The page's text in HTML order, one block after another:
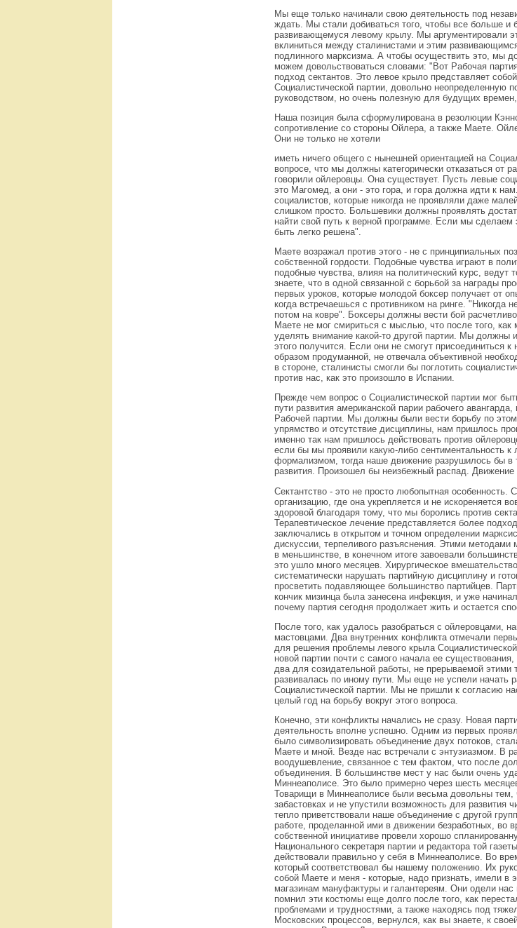
Мы еще только начинали свою деятельность под
ждать. Мы стали добиваться того, чтобы все больше и
развивающемуся левому крылу. Мы
вклиниться между сталинистами и этим
подлинного марксизма. А чтобы осуществить это, мы
можем довольствоваться словами: "Вот Рабочая
подход сектантов. Это левое крыло представляет
Социалистической партии, довольно неопределенную
руководством, но очень полезную для будущих
Наша позиция была сформулирована в резолюции
сопротивление со стороны Ойлера, а также Маете.
Они не только не хотели
иметь ничего общего с нынешней ориентацией на
вопросе, что мы должны категорически отказаться
говорили ойлеровцы. Она существует. Пусть левые
это Магомед, а они - это гора, и гора должна идти к
социалистов, которые никогда не проявляли даже
слишком просто. Большевики должны проявлять
найти свой путь к верной программе. Если мы
быть легко решена".
Маете возражал против этого - не с принципиальных
собственной гордости. Подобные чувства играют в
подобные чувства, влияя на политический курс,
знаете, что в одной связанной с борьбой за награды
первых уроков, которые молодой боксер получает от
когда встречаешься с противником на ринге. "Никогда
потом на ковре". Боксеры должны вести бой
Маете не мог смириться с мыслью, что после того,
уделять внимание какой-то другой партии. Мы должны
этого получится. Если они не смогут
образом продуманной, не отвечала объективной
в стороне, сталинисты смогли бы поглотить
против нас, как это произошло в Испании.
Прежде чем вопрос о Социалистической партии мог
пути развития американской парии рабочего
Рабочей партии. Мы должны были вести борьбу по
упрямство и отсутствие дисциплины, нам пришлось
именно так нам пришлось действовать против
если бы мы проявили какую-либо сентиментальность
формализмом, тогда наше движение разрушилось бы
развития. Произошел бы неизбежный распад. Движение
Сектантство - это не просто любопытная особенность.
организацию, где она укрепляется и не искореняется
здоровой благодаря тому, что мы боролись против
Терапевтическое лечение представляется более
заключались в открытом и точном определении
дискуссии, терпеливого разъяснения. Этими
в меньшинстве, в конечном итоге завоевали
это ушло много месяцев. Хирургическое
систематически нарушать партийную дисциплину и
просветить подавляющее большинство партийцев.
кончик мизинца была занесена инфекция, и уже
почему партия сегодня продолжает жить и остается
После того, как удалось разобраться с ойлеровцами,
мастовцами. Два внутренних конфликта отмечали
для решения проблемы левого крыла
новой партии почти с самого начала ее
два для созидательной работы, не прерываемой
развивалась по иному пути. Мы еще не успели начать
Социалистической партии. Мы не пришли к согласию
целый год на борьбу вокруг этого вопроса.
Конечно, эти конфликты начались не сразу. Новая
деятельность вполне успешно. Одним из первых
было символизировать объединение двух потоков,
Маете и мной. Везде нас встречали с энтузиазмом. В
воодушевление, связанное с тем фактом, что после
объединения. В большинстве мест у нас были очень
Миннеаполисе. Это было примерно через шесть
Товарищи в Миннеаполисе были весьма довольны тем,
забастовках и не упустили возможность для развития
тепло приветствовали наше объединение с другой
работе, проделанной ими в движении безработных, во
собственной инициативе провели хорошо
Национального секретаря партии и редактора той
действовали правильно у себя в Миннеаполисе. Во
который соответствовал бы нашему положению. Их
собой Маете и меня - которые, надо признать, имели в
магазинам мануфактуры и галантереям. Они одели
помнил эти костюмы еще долго после того, как
проблемами и трудностями, а также находясь под
Московских процессов, вернулся, как вы знаете, к